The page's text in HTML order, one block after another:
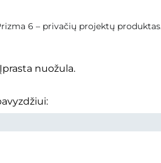
6 – privačių projektų
nuožula.